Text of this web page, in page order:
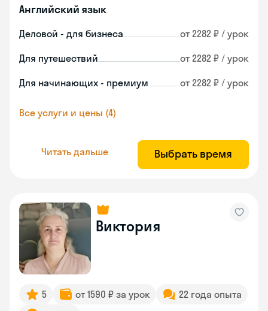
Английский язык
Деловой - для бизнеса от 2282 ₽ / урок
Для путешествий от 2282 ₽ / урок
Для начинающих - премиум от 2282 ₽ / урок
Все услуги и цены (4)
Читать дальше Выбрать время
Виктория
5 от 1590 ₽ за урок
22 года опыта